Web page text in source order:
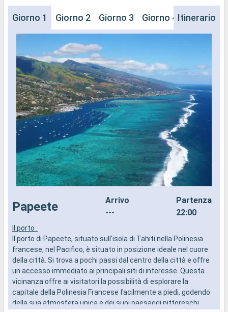
Giorno 1 Giorno 2 Giorno 3 Giorno 4 Giorno 5
Itinerario
Papeete
Arrivo
---
Partenza
22:00
Il porto :
Il porto di Papeete, situato sull'isola di Tahiti nella Polinesia
francese, nel Pacifico, è situato in posizione ideale nel cuore
della città. Si trova a pochi passi dal centro della città e offre
un accesso immediato ai principali siti di interesse. Questa
vicinanza offre ai visitatori la possibilità di esplorare la
capitale della Polinesia Francese facilmente a piedi, godendo
della sua atmosfera unica e dei suoi paesaggi pittoreschi.